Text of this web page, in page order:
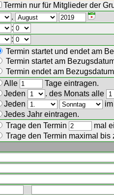
Termin nur für Mitglieder der
.
:
:
Termin startet und endet am
Termin startet am
Termin endet am
Alle
Tage eintragen.
Jeden
. des Monats alle
Jeden
Jedes Jahr eintragen.
Trage den Termin
mal
Trage den Termin maximal bis